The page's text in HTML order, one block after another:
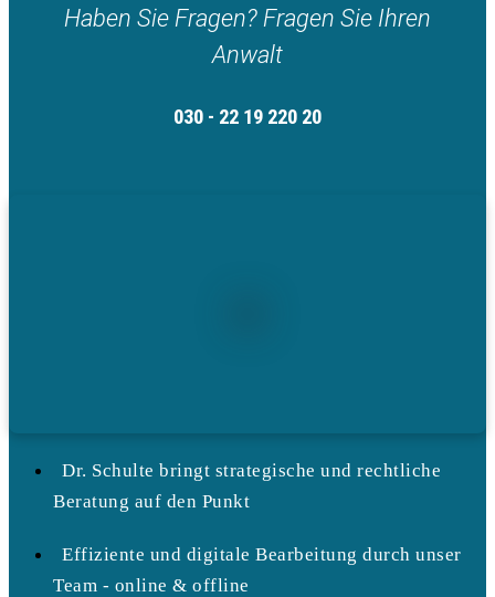
Haben Sie Fragen? Fragen Sie Ihren
Anwalt
030 - 22 19 220 20
Dr. Schulte bringt strategische und rechtliche
Beratung auf den Punkt
Effiziente und digitale Bearbeitung durch unser
Team - online & offline